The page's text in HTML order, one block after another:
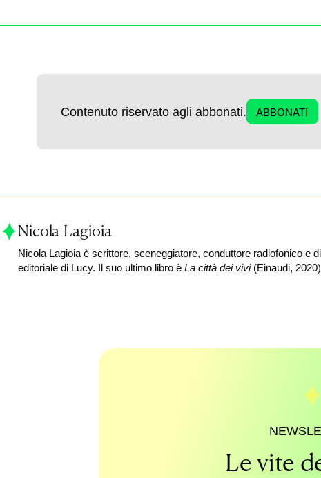
Contenuto riservato agli abbonati. ABBONATI
Nicola Lagioia
Nicola Lagioia è scrittore, sceneggiatore, conduttore radiofonico e
editoriale di Lucy. Il suo ultimo libro èLa città dei vivi(Einaudi,
Le vite